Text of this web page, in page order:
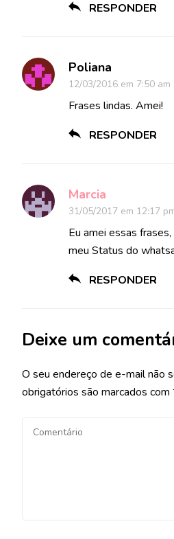
RESPONDER
Poliana
12/03/2016 em 7:50 am
Frases lindas. Amei!
RESPONDER
Marcia
31/05/2017 em 12:17
Eu amei essas
meu Status do
RESPONDER
Deixe um
O seu endereço de e-mail não
obrigatórios são marcados com